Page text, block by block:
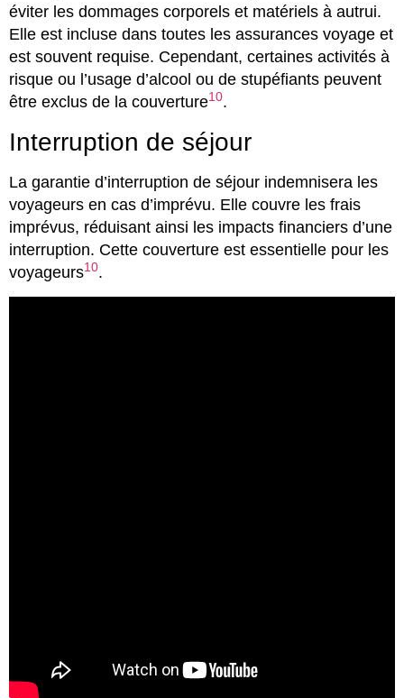
éviter les dommages corporels et matériels à autrui.
Elle est incluse dans toutes les assurances voyage et
est souvent requise. Cependant, certaines activités à
risque ou l’usage d’alcool ou de stupéfiants peuvent
être exclus de la couverture10.
Interruption de séjour
La garantie d’interruption de séjour indemnisera les
voyageurs en cas d’imprévu. Elle couvre les frais
imprévus, réduisant ainsi les impacts financiers d’une
interruption. Cette couverture est essentielle pour les
voyageurs10.